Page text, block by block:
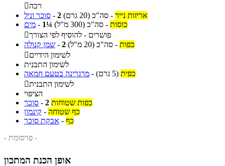
רכה
סוכר וניל - 2 אריזות נייר - סה"כ (20 גרם)
מים - 1¼ כוסות - סה"כ (300 מ"ל)
פושרים - להוסיף לפי הצורך
שמן קנולה - 2 כפות - סה"כ (20 מ"ל)
לשימון הידיים
לשימון התבנית
מרגרינה בטעם חמאה - כפית (5 גרם)
לשימון התבנית
הציפוי
סוכר - 2 כפות שטוחות
קינמון - כף שטוחה
אבקת סוכר - כף
- פרסומת -
אופן הכנת המתכון